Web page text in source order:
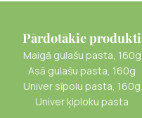
Pārdotākie produkti
Maigā gulašu pasta, 160g
Asā gulašu pasta, 160g
Univer sīpolu pasta, 160g
Univer ķiploku pasta